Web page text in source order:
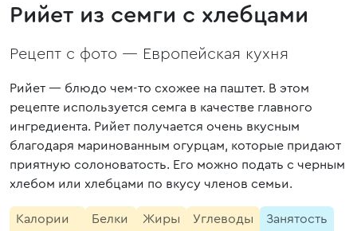
Рийет из семги с хлебцами
Рецепт с фото — Европейская кухня
Рийет — блюдо чем-то схожее на паштет. В этом
рецепте используется семга в качестве главного
ингредиента. Рийет получается очень вкусным
благодаря маринованным огурцам, которые придают
приятную солоноватость. Его можно подать с черным
хлебом или хлебцами по вкусу членов семьи.
Калории
Белки
Жиры
Углеводы
Занятость